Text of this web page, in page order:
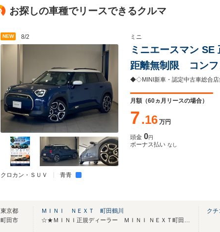
お探しの車種でリースできるクルマ
NEW 8/2
クロカン・ＳＵＶ 青青
ミニ
ミニエースマン
距離無制限 コン
メラ シートヒータ
ン
◆◇MINI新車・認定中古車総合
月額（60ヵ月リースの場合）
7.16 万円
頭金 0円
ボーナス払い なし
東京都
町田市
ＭＩＮＩ ＮＥＸＴ 町田鶴川
クチ